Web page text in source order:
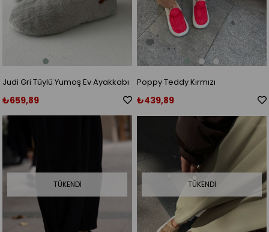
Judi Gri Tüylü Yumoş Ev Ayakkabı
₺659,89
Poppy Teddy Kırmızı
₺439,89
TÜKENDI TÜKENDI